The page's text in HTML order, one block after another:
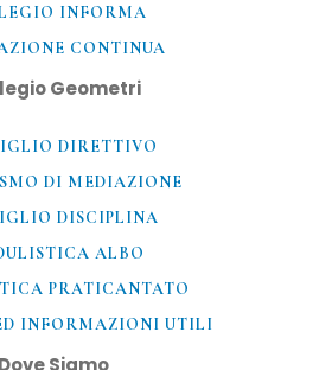
INFORMA
CONTINUA
Geometri
DIRETTIVO
DI MEDIAZIONE
DISCIPLINA
ALBO
PRATICANTATO
INFORMAZIONI UTILI​
Dove Siamo